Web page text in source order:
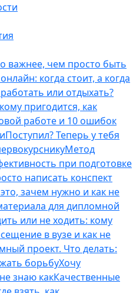
важнее, чем просто быть
когда стоит, а когда
или отдыхать?
пригодится, как
работе и 10 ошибок
Поступил? Теперь у тебя
Метод
при подготовке
написать конспект
зачем нужно и как не
для дипломной
или не ходить: кому
в вузе и как не
проект. Что делать:
борьбуХочу
знаю какКачественные